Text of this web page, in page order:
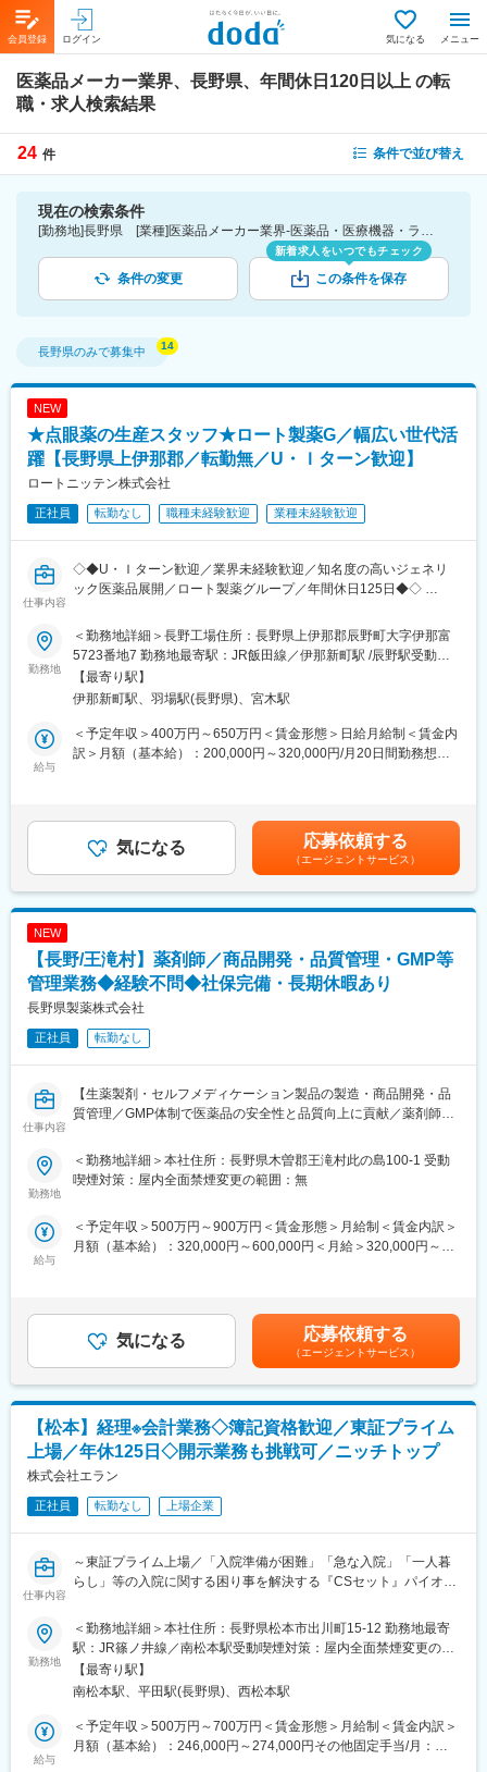
会員登録 ログイン 気になる メニュー
医薬品メーカー業界、長野県、年間休日120日以上 の転
職・求人検索結果
24 件 条件で並び替え
現在の検索条件
[勤務地]長野県 [業種]医薬品メーカー業界-医薬品・医療機器・ライフサイエンス・医療系サービス [こだわり条件ピックアップ]年間休日120日以上 [詳細条件](休日・働き方)年間休日120日以上
条件の変更
新着求人をいつでもチェック
この条件を保存
長野県のみで募集中
NEW
★点眼薬の生産スタッフ★ロート製薬G／幅広い世代活
躍【長野県上伊那郡／転勤無／U・Ｉターン歓迎】
ロートニッテン株式会社
正社員 転勤なし 職種未経験歓迎 業種未経験歓迎
仕事内容
◇◆U・Ｉターン歓迎／業界未経験歓迎／知名度の高いジェネリ
ック医薬品展開／ロート製薬グループ／年間休日125日◆◇
＼この求人の“ポイント”／
・ロート製薬グループの安定基盤×ニーズが高まり続ける点眼薬市
場
・未経験から医薬品製造のプロを目指せる
・年間休日125日で働きやすさ◎！U・Iターンも歓迎
■業務内容
個人の挑戦意欲を積極的に評価し、将来は工場の中核を担う人材
として期待しています。「改善のない工場は衰退していく」をモ
ットーに、何事にも前向きに取り組める方をお待ちしています。
必要があるため、手順書どおりに作業する正確さが求められま
す。
外部からクリーンルームに資材を運ぶ際に無菌状態を保つために
■入社後の流れ
入社後1週間程度、医薬品の知識について座学で研修いたします。
質が最優先であるため、ミスが起きないようにしっかり教育いた
します。半年から1年かけてすべての作業を習得いただきます。基
■配属先情報
・課長40代
・課員（正社員）34名、20～40代で構成、フルターム・パート社
員17名
れますが、少子高齢化が進み緑内障などのニーズが生まれる中で
その需要は高まっています。当社は、防腐剤を使わない（目への
負荷が少ない）点眼容器を利用している「防腐剤無添加の点眼
ます。
勤務地
＜勤務地詳細＞長野工場住所：長野県上伊那郡辰野町大字伊那富
5723番地7 勤務地最寄駅：JR飯田線／伊那新町駅 /辰野駅受動喫
煙対策：屋内全面禁煙変更の範囲：会社の定める事業所
【最寄り駅】
伊那新町駅、羽場駅(長野県)、宮木駅
給与
＜予定年収＞400万円～650万円＜賃金形態＞日給月給制＜賃金内
訳＞月額（基本給）：200,000円～320,000円/月20日間勤務想定
夜勤手当・各種手当・賞与4カ月分を含みます。■賞与：年2回
（昨年実績年間4か月）■昇給：年1回■モデル年収：係長クラス
630万円賃金はあくまでも目安の金額であり、選考を通じて上下
する可能性があります。月給(月額)は固定手当を含めた表記です。
気になる 応募依頼する
（エージェントサービス）
NEW
【長野/王滝村】薬剤師／商品開発・品質管理・GMP等
管理業務◆経験不問◆社保完備・長期休暇あり
長野県製薬株式会社
正社員 転勤なし
仕事内容
【生薬製剤・セルフメディケーション製品の製造・商品開発・品
質管理／GMP体制で医薬品の安全性と品質向上に貢献／薬剤師資
■業務概要
当社は生薬製剤やセルフメディケーション製品の製造・販売を通
管理基準）やGQP、GVP等の法規制のもと、製品の開発・製造か
ら品質・安全性管理・開発まで幅広く担当いただきます。現場と
■業務詳細
・商品開発・企画
・医薬品製造工程の管理（製造記録の確認、衛生管理、工程監
視）
・GMP、GQP、GVPに基づく製造・品質・安全性管理業務
・原材料や製品の品質管理、試験検査（分析機器を使用した成分
分析・製品検査含む）
・製造販売業に付随する各種書類作成や記録管理
・製造現場でのスタッフ指導、教育や業務改善提案
・薬事関連業務や商品開発・製造業務に付随する作業全般
主に当社の生薬製剤やセルフメディケーション製品の製造・品質
管理を担当します。
■組織構成
薬剤師・品質管理の部署：6名
※内訳：薬剤師1名、品質管理メンバー5名（20代～40代）
※製薬部門、品質管理部門、薬事部門など、専門スタッフが連携し
て業務を進めています。
■業務の魅力
勤務地
＜勤務地詳細＞本社住所：長野県木曽郡王滝村此の島100-1 受動
喫煙対策：屋内全面禁煙変更の範囲：無
給与
＜予定年収＞500万円～900万円＜賃金形態＞月給制＜賃金内訳＞
月額（基本給）：320,000円～600,000円＜月給＞320,000円～
であり、選考を通じて上下する可能性があります。月給(月額)は固
定手当を含めた表記です。
気になる 応募依頼する
（エージェントサービス）
【松本】経理※会計業務◇簿記資格歓迎／東証プライム
上場／年休125日◇開示業務も挑戦可／ニッチトップ
株式会社エラン
正社員 転勤なし 上場企業
仕事内容
～東証プライム上場／「入院準備が困難」「急な入院」「一人暮
らし」等の入院に関する困り事を解決する『CSセット』パイオニ
■職務内容
当社の経理課にて会計、税務、開示業務など業務をお任せしま
す。
まずは会計業務から業務を始めていただき、ゆくゆく税務、開示
とご自身の業務の幅を広げていただく予定です。
勤務地
＜勤務地詳細＞本社住所：長野県松本市出川町15-12 勤務地最寄
駅：JR篠ノ井線／南松本駅受動喫煙対策：屋内全面禁煙変更の範
囲：無
【最寄り駅】
南松本駅、平田駅(長野県)、西松本駅
給与
＜予定年収＞500万円～700万円＜賃金形態＞月給制＜賃金内訳＞
月額（基本給）：246,000円～274,000円その他固定手当/月：